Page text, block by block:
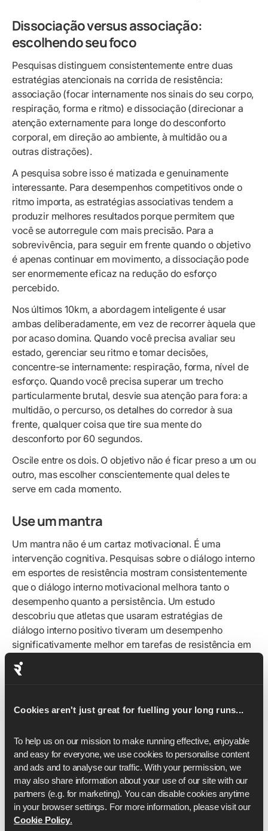
Cookies aren't just great for fuelling your long runs...
To help us on our mission to make running effective, enjoyable
and easy for everyone, we use cookies to personalise content
and ads and to analyse our traffic. With your permission, we
may also share information about your use of our site with our
partners (e.g. for marketing). You can disable cookies anytime
in your browser settings. For more information, please visit our
Cookie Policy.
Dissociação versus associação:
escolhendo seu foco
Pesquisas distinguem consistentemente entre duas
estratégias atencionais na corrida de resistência:
associação (focar internamente nos sinais do seu corpo,
respiração, forma e ritmo) e dissociação (direcionar a
atenção externamente para longe do desconforto
corporal, em direção ao ambiente, à multidão ou a
outras distrações).
A pesquisa sobre isso é matizada e genuinamente
interessante. Para desempenhos competitivos onde o
ritmo importa, as estratégias associativas tendem a
produzir melhores resultados porque permitem que
você se autorregule com mais precisão. Para a
sobrevivência, para seguir em frente quando o objetivo
é apenas continuar em movimento, a dissociação pode
ser enormemente eficaz na redução do esforço
percebido.
Nos últimos 10km, a abordagem inteligente é usar
ambas deliberadamente, em vez de recorrer àquela que
por acaso domina. Quando você precisa avaliar seu
estado, gerenciar seu ritmo e tomar decisões,
concentre-se internamente: respiração, forma, nível de
esforço. Quando você precisa superar um trecho
particularmente brutal, desvie sua atenção para fora: a
multidão, o percurso, os detalhes do corredor à sua
frente, qualquer coisa que tire sua mente do
desconforto por 60 segundos.
Oscile entre os dois. O objetivo não é ficar preso a um ou
outro, mas escolher conscientemente qual deles te
serve em cada momento.
Use um mantra
Um mantra não é um cartaz motivacional. É uma
intervenção cognitiva. Pesquisas sobre o diálogo interno
em esportes de resistência mostram consistentemente
que o diálogo interno motivacional melhora tanto o
desempenho quanto a persistência. Um estudo
descobriu que atletas que usaram estratégias de
diálogo interno positivo tiveram um desempenho
significativamente melhor em tarefas de resistência em
comparação com grupos de controle.
para os pensamentos catastróficos que tentam dominar.
no futuro assustador.
Os melhores mantras para os últimos 10km são curtos,
pessoais e no tempo presente. Eles podem ser
instrucionais ("suave e forte", "mantenha a postura",
"pés leves") ou motivacionais ("você treinou para isso",
"continue em frente", "quase lá"). Crucialmente, eles